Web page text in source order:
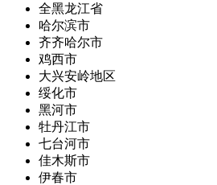
全黑龙江省
哈尔滨市
齐齐哈尔市
鸡西市
大兴安岭地区
绥化市
黑河市
牡丹江市
七台河市
佳木斯市
伊春市